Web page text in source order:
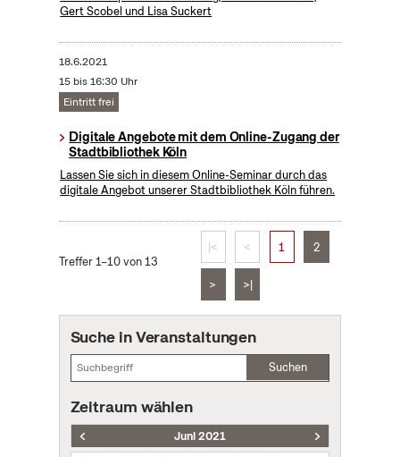
Gert Scobel und Lisa Suckert
18.6.2021
15 bis 16:30 Uhr
Eintritt frei
Digitale Angebote mit dem Online-Zugang der
Stadtbibliothek Köln
Lassen Sie sich in diesem Online-Seminar durch das
digitale Angebot unserer Stadtbibliothek Köln führen.
Treffer 1–10 von 13
|< < 1 2
> >|
Suche in Veranstaltungen
Suchen
Zeitraum wählen
Juni 2021